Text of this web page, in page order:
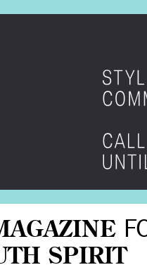
SPIRIT